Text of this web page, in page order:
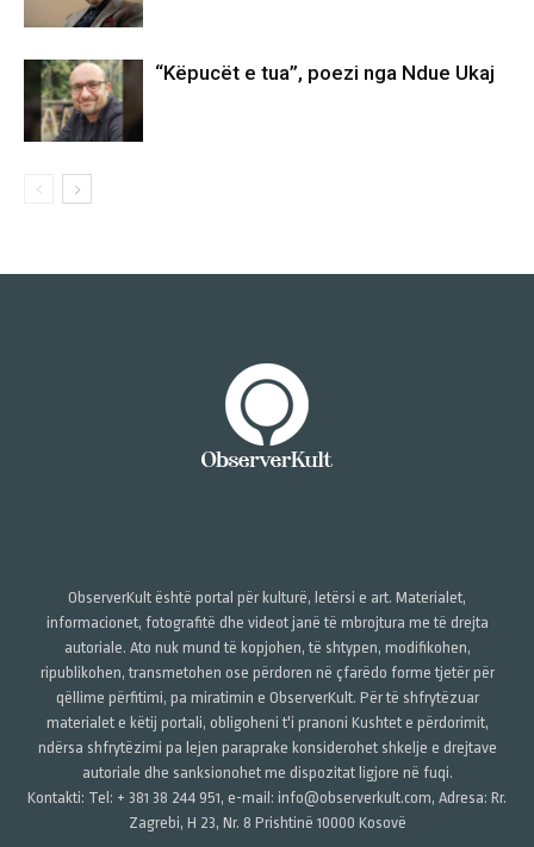
“Këpucët e tua”, poezi nga Ndue Ukaj
ObserverKult është portal për kulturë, letërsi e art. Materialet,
informacionet, fotografitë dhe videot janë të mbrojtura me të drejta
autoriale. Ato nuk mund të kopjohen, të shtypen, modifikohen,
ripublikohen, transmetohen ose përdoren në çfarëdo forme tjetër për
qëllime përfitimi, pa miratimin e ObserverKult. Për të shfrytëzuar
materialet e këtij portali, obligoheni t'i pranoni Kushtet e përdorimit,
ndërsa shfrytëzimi pa lejen paraprake konsiderohet shkelje e drejtave
autoriale dhe sanksionohet me dispozitat ligjore në fuqi.
Kontakti: Tel: + 381 38 244 951, e-mail: info@observerkult.com, Adresa: Rr.
Zagrebi, H 23, Nr. 8 Prishtinë 10000 Kosovë